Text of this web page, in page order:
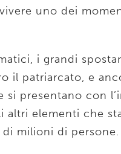
uno dei
i grandi
il patriarcato, e
presentano con
altri elementi che
milioni di persone.